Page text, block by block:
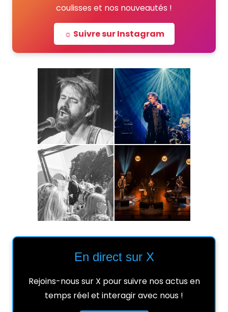
coulisses et nos nouveautés !
☼ Suivre sur Instagram
En direct sur X
Rejoins-nous sur X pour suivre nos actus en
temps réel et interagir avec nous !